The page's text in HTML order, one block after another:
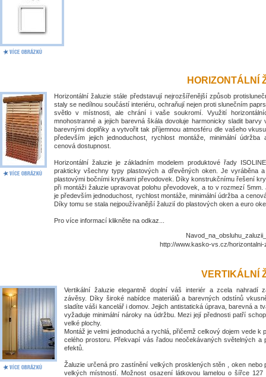
HORIZONTÁLNÍ
Horizontální žaluzie stále představují nejrozšířenější způsob
staly se nedílnou součástí interiéru, ochraňují nejen proti slunečním
světlo v místnosti, ale chrání i vaše soukromí. Využití
mnohostranné a jejich barevná škála dovoluje harmonicky sladit barvy
barevnými doplňky a vytvořit tak příjemnou atmosféru dle vašeho
především jejich jednoduchost, rychlost montáže, minimální údržba
cenová dostupnost.
Horizontální žaluzie je základním modelem produktové řady
prakticky všechny typy plastových a dřevěných oken. Je vyráběna
plastovými bočními krytkami převodovek. Díky konstrukčnímu řešení
při montáži žaluzie upravovat polohu převodovek, a to v rozmezí 5mm.
je především jednoduchost, rychlost montáže, minimální údržba a
Díky tomu se stala nejpoužívanější žaluzií do plastových oken a euro
Pro více informací klikněte na odkaz...
http://www.kasko-vs.cz/horizontalni-
VERTIKÁLNÍ
Vertikální žaluzie elegantně doplní váš interiér a zcela nahradí
závěsy. Díky široké nabídce materiálů a barevných odstínů
sladíte váši kancelář i domov. Jejich antistatická úprava, barevná a
vyžaduje minimální nároky na údržbu. Mezi její přednosti patří
velké plochy.
Montáž je velmi jednoduchá a rychlá, přičemž celkový dojem vede k
celého prostoru. Překvapí vás řadou neočekávaných světelných a
efektů.
Žaluzie určená pro zastínění velkých prosklených stěn , oken nebo
velkých místností. Možnost osazení látkovou lamelou o šířce 127